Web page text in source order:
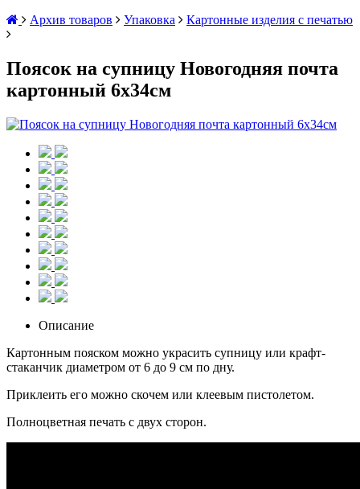
Архив товаров
Упаковка Картонные изделия с печатью
Поясок на супницу Новогодняя почта
картонный 6х34см
Описание
Картонным пояском можно украсить супницу или крафт-
стаканчик диаметром от 6 до 9 см по дну.
Приклеить его можно скочем или клеевым пистолетом.
Полноцветная печать с двух сторон.